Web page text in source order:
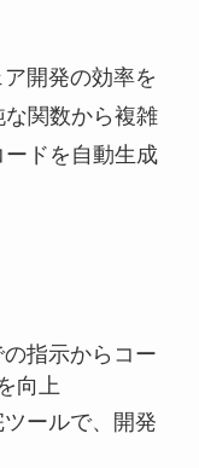
開発の効率を
関数から複雑
ドを自動生成
指示からコー
向上
ールで、開発